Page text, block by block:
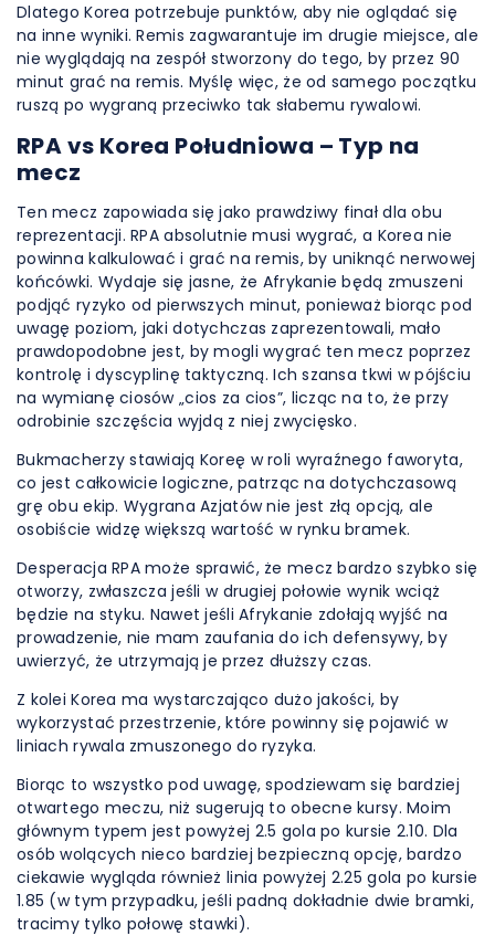
Dlatego Korea potrzebuje punktów, aby nie oglądać się
na inne wyniki. Remis zagwarantuje im drugie miejsce, ale
nie wyglądają na zespół stworzony do tego, by przez 90
minut grać na remis. Myślę więc, że od samego początku
ruszą po wygraną przeciwko tak słabemu rywalowi.
RPA vs Korea Południowa – Typ na
mecz
Ten mecz zapowiada się jako prawdziwy finał dla obu
reprezentacji. RPA absolutnie musi wygrać, a Korea nie
powinna kalkulować i grać na remis, by uniknąć nerwowej
końcówki. Wydaje się jasne, że Afrykanie będą zmuszeni
podjąć ryzyko od pierwszych minut, ponieważ biorąc pod
uwagę poziom, jaki dotychczas zaprezentowali, mało
prawdopodobne jest, by mogli wygrać ten mecz poprzez
kontrolę i dyscyplinę taktyczną. Ich szansa tkwi w pójściu
na wymianę ciosów „cios za cios”, licząc na to, że przy
odrobinie szczęścia wyjdą z niej zwycięsko.
Bukmacherzy stawiają Koreę w roli wyraźnego faworyta,
co jest całkowicie logiczne, patrząc na dotychczasową
grę obu ekip. Wygrana Azjatów nie jest złą opcją, ale
osobiście widzę większą wartość w rynku bramek.
Desperacja RPA może sprawić, że mecz bardzo szybko się
otworzy, zwłaszcza jeśli w drugiej połowie wynik wciąż
będzie na styku. Nawet jeśli Afrykanie zdołają wyjść na
prowadzenie, nie mam zaufania do ich defensywy, by
uwierzyć, że utrzymają je przez dłuższy czas.
Z kolei Korea ma wystarczająco dużo jakości, by
wykorzystać przestrzenie, które powinny się pojawić w
liniach rywala zmuszonego do ryzyka.
Biorąc to wszystko pod uwagę, spodziewam się bardziej
otwartego meczu, niż sugerują to obecne kursy. Moim
głównym typem jest powyżej 2.5 gola po kursie 2.10. Dla
osób wolących nieco bardziej bezpieczną opcję, bardzo
ciekawie wygląda również linia powyżej 2.25 gola po kursie
1.85 (w tym przypadku, jeśli padną dokładnie dwie bramki,
tracimy tylko połowę stawki).